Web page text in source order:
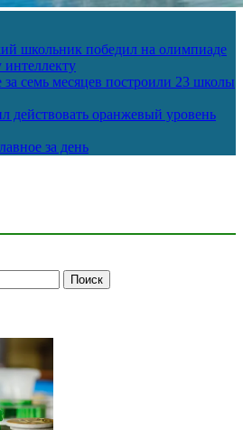
школьник победил на олимпиаде
семь месяцев построили 23 школы
действовать оранжевый уровень
за день